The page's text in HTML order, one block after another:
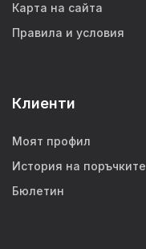
Карта на сайта
Правила и условия
Клиенти
Моят профил
История на поръчките
Бюлетин